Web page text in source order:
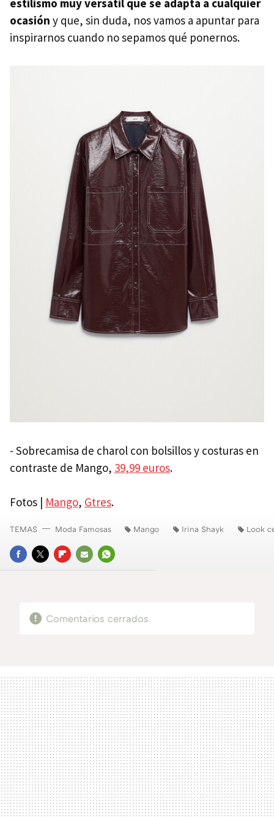
estilismo muy versátil que se adapta a cualquier
ocasión y que, sin duda, nos vamos a apuntar para
inspirarnos cuando no sepamos qué ponernos.
- Sobrecamisa de charol con bolsillos y costuras en
contraste de Mango, 39,99 euros.
Fotos | Mango, Gtres.
FACEBOOK
TWITTERFLIPBOARD
E-
WHATSAPP
TEMAS Moda Famosas Mango Irina Shayk Look
Comentarios cerrados